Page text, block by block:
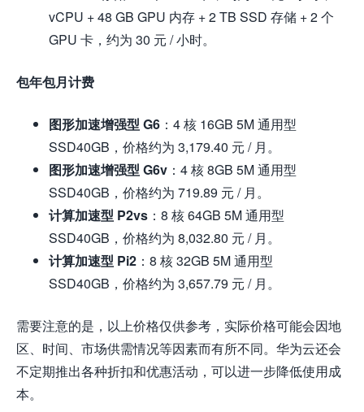
vCPU + 48 GB GPU 内存 + 2 TB SSD 存储 + 2 个
GPU 卡，约为 30 元 / 小时。
包年包月计费
图形加速增强型 G6 ：4 核 16GB 5M 通用型
SSD40GB，价格约为 3,179.40 元 / 月。
图形加速增强型 G6v ：4 核 8GB 5M 通用型
SSD40GB，价格约为 719.89 元 / 月。
计算加速型 P2vs ：8 核 64GB 5M 通用型
SSD40GB，价格约为 8,032.80 元 / 月。
计算加速型 Pi2 ：8 核 32GB 5M 通用型
SSD40GB，价格约为 3,657.79 元 / 月。
需要注意的是，以上价格仅供参考，实际价格可能会因地
区、时间、市场供需情况等因素而有所不同。华为云还会
不定期推出各种折扣和优惠活动，可以进一步降低使用成
本。